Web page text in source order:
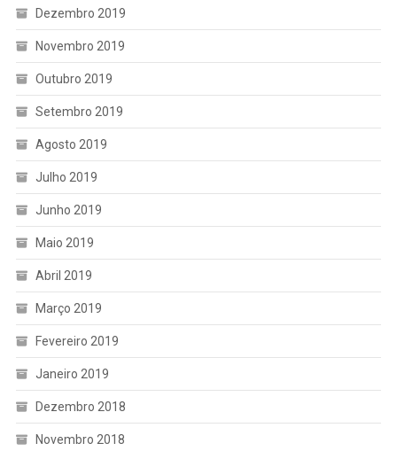
Dezembro 2019
Novembro 2019
Outubro 2019
Setembro 2019
Agosto 2019
Julho 2019
Junho 2019
Maio 2019
Abril 2019
Março 2019
Fevereiro 2019
Janeiro 2019
Dezembro 2018
Novembro 2018